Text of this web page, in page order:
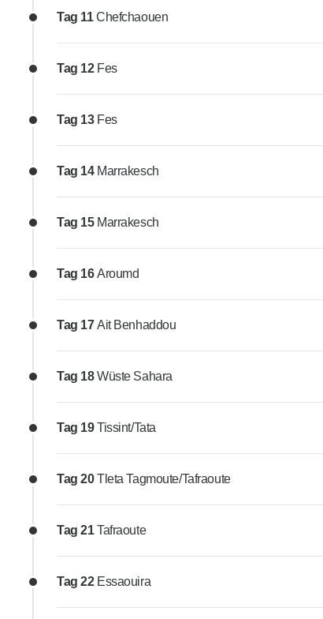
Tag 11Chefchaouen
Tag 12 Fes
Tag 13 Fes
Tag 14 Marrakesch
Tag 15 Marrakesch
Tag 16Aroumd
Tag 17Ait Benhaddou
Tag 18Wüste Sahara
Tag 19Tissint/Tata
Tag 20Tleta Tagmoute/Tafraoute
Tag 21Tafraoute
Tag 22 Essaouira